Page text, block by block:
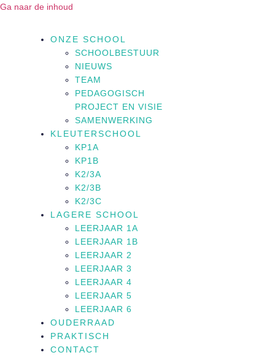
Ga naar de inhoud
ONZE SCHOOL
SCHOOLBESTUUR
NIEUWS
TEAM
PEDAGOGISCH
PROJECT EN VISIE
SAMENWERKING
KLEUTERSCHOOL
KP1A
KP1B
K2/3A
K2/3B
K2/3C
LAGERE SCHOOL
LEERJAAR 1A
LEERJAAR 1B
LEERJAAR 2
LEERJAAR 3
LEERJAAR 4
LEERJAAR 5
LEERJAAR 6
OUDERRAAD
PRAKTISCH
CONTACT